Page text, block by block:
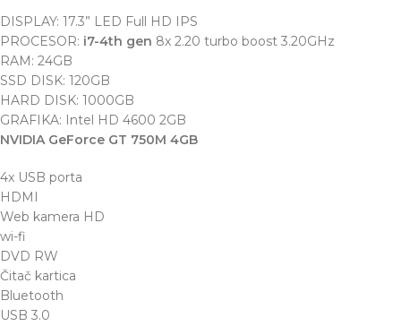
DISPLAY: 17.3” LED Full HD IPS
PROCESOR: i7-4th gen 8x 2.20 turbo boost 3.20GHz
RAM: 24GB
SSD DISK: 120GB
HARD DISK: 1000GB
GRAFIKA: Intel HD 4600 2GB
NVIDIA GeForce GT 750M 4GB
4x USB porta
HDMI
Web kamera HD
wi-fi
DVD RW
Čitač kartica
Bluetooth
USB 3.0